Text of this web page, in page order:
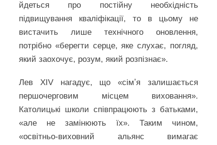
йдеться про постійну необхідність
підвищування кваліфікації, то в цьому не
вистачить лише технічного оновлення,
потрібно «берегти серце, яке слухає, погляд,
який заохочує, розум, який розпізнає».
Лев XIV нагадує, що «сімʼя залишається
першочерговим місцем виховання».
Католицькі школи співпрацюють з батьками,
«але не замінюють їх». Таким чином,
«освітньо-виховний альянс вимагає